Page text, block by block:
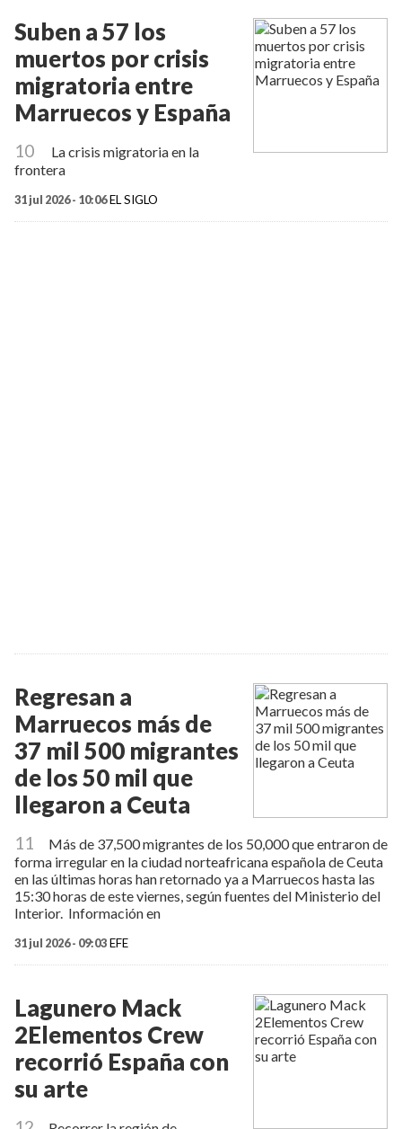
Suben a 57 los
muertos por crisis
migratoria entre
Marruecos y España
10
La crisis migratoria en la
frontera
31 jul 2026 - 10:06EL SIGLO
Regresan a
Marruecos más de
37 mil 500 migrantes
de los 50 mil que
llegaron a Ceuta
11
Más de 37,500 migrantes de los 50,000 que entraron de
forma irregular en la ciudad norteafricana española de Ceuta
en las últimas horas han retornado ya a Marruecos hasta las
15:30 horas de este viernes, según fuentes del Ministerio del
Interior. Información en
31 jul 2026 - 09:03EFE
Lagunero Mack
2Elementos Crew
recorrió España con
su arte